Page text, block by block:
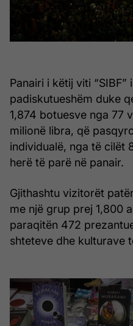
Panairi i këtij viti “SIBF”
padiskutueshëm duke
1,874 botuesve nga 77
milionë libra, që
individualë, nga të cilët
herë të parë në panair.
Gjithashtu vizitorët
me një grup prej 1,800
paraqitën 472
shteteve dhe kulturave